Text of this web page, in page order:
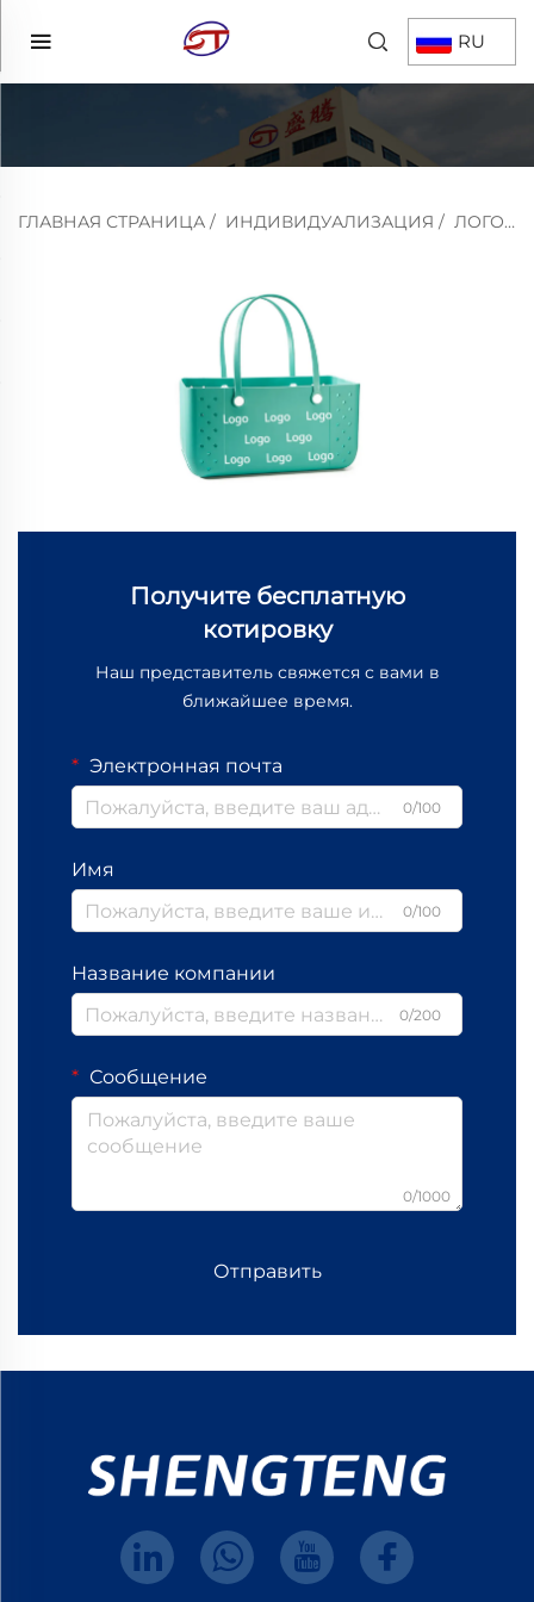
RU
ГЛАВНАЯ СТРАНИЦА / ИНДИВИДУАЛИЗАЦИЯ / ЛОГОТИП
Получите бесплатную
котировку
Наш представитель свяжется с вами в
ближайшее время.
Электронная почта
0/100
Имя
0/100
Название компании
0/200
Сообщение
0/1000
Отправить